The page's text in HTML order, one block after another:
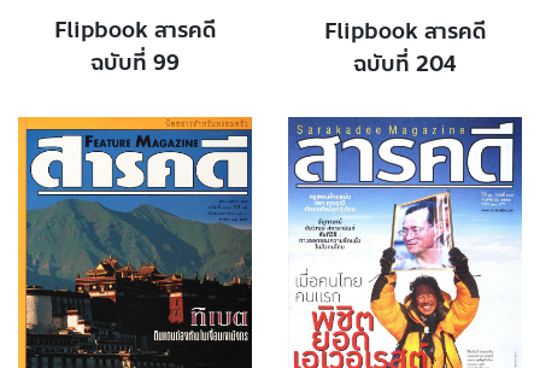
Flipbook สารคดี
ฉบับที่ 99
Flipbook สารคดี
ฉบับที่ 204